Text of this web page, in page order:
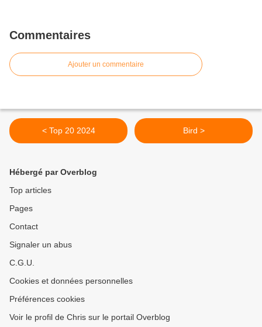
Commentaires
Ajouter un commentaire
< Top 20 2024 Bird >
Hébergé par Overblog
Top articles
Pages
Contact
Signaler un abus
C.G.U.
Cookies et données personnelles
Préférences cookies
Voir le profil de Chris sur le portail Overblog